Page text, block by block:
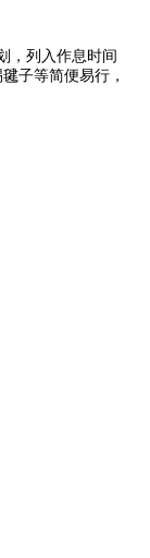
列入作息时间
子等简便易行，